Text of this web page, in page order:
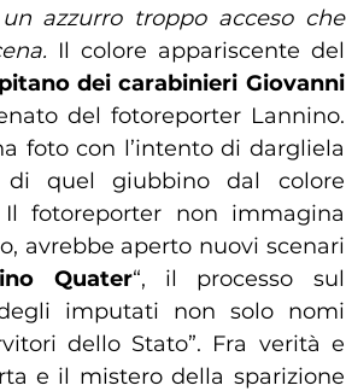
azzurro troppo acceso che
Il colore appariscente del
dei carabinieri Giovanni
del fotoreporter Lannino.
foto con l’intento di dargliela
quel giubbino dal colore
fotoreporter non immagina
avrebbe aperto nuovi scenari
Quater“, il processo sul
imputati non solo nomi
dello Stato”. Fra verità e
e il mistero della sparizione